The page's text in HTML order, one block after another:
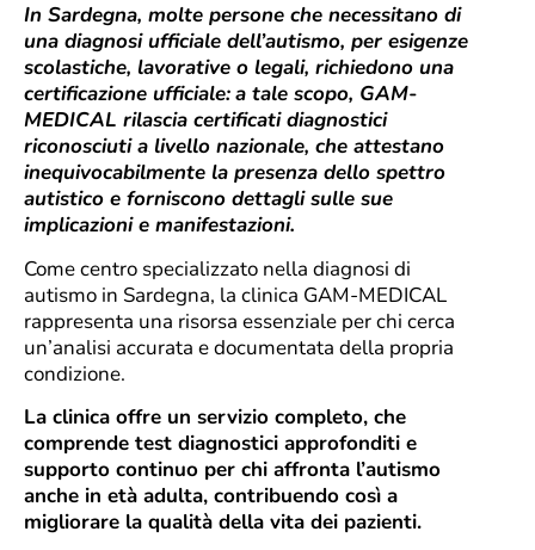
In Sardegna, molte persone che necessitano di
una diagnosi ufficiale dell’autismo, per esigenze
scolastiche, lavorative o legali, richiedono una
certificazione ufficiale:a tale scopo, GAM-
MEDICAL rilascia certificati diagnostici
riconosciuti a livello nazionale, che attestano
inequivocabilmente la presenza dello spettro
autistico e forniscono dettagli sulle sue
implicazioni e manifestazioni.
Come centro specializzato nella diagnosi di
autismo in Sardegna, la clinica GAM-MEDICAL
rappresenta una risorsa essenziale per chi cerca
un’analisi accurata e documentata della propria
condizione.
La clinica offre un servizio completo, che
comprende test diagnostici approfonditi e
supporto continuo per chi affronta l’autismo
anche in età adulta, contribuendo così a
migliorare la qualità della vita dei pazienti.